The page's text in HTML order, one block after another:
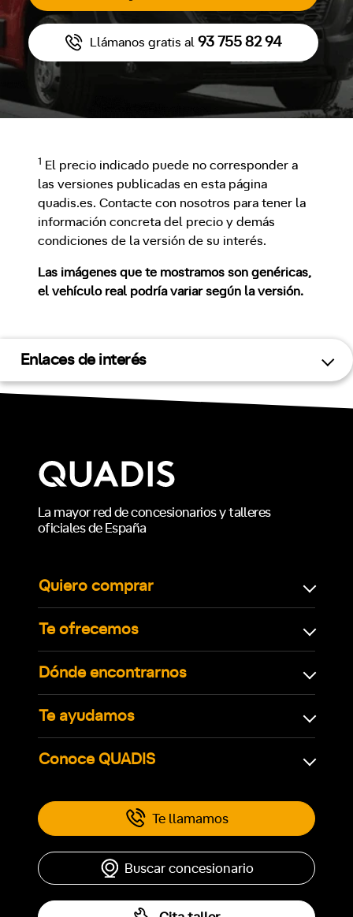
Llámanos gratis al 93 755 82 94
1
El precio indicado puede no corresponder a
las versiones publicadas en esta página
quadis.es. Contacte con nosotros para tener la
información concreta del precio y demás
condiciones de la versión de su interés.
Las imágenes que te mostramos son genéricas,
el vehículo real podría variar según la versión.
Enlaces de interés
La mayor red de concesionarios y talleres
oficiales de España
Quiero comprar
Te ofrecemos
Dónde encontrarnos
Te ayudamos
Conoce QUADIS
Te llamamos
Buscar concesionario